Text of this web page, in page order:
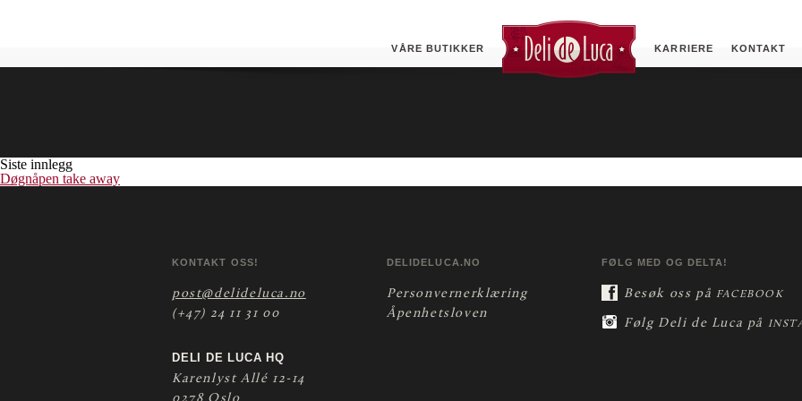
VÅRE BUTIKKER KARRIERE KONTAKT
Siste innlegg
Døgnåpen take away
KONTAKT OSS!
post@delideluca.no
(+47) 24 11 31 00
DELI DE LUCA HQ
Karenlyst Allé 12-14
DELIDELUCA.NO
Personvernerklæring
Åpenhetsloven
FØLG MED OG DELTA!
Besøk oss på FACEBOOK
Følg Deli de Luca på